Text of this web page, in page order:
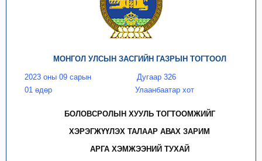
МОНГОЛ УЛСЫН ЗАСГИЙН ГАЗРЫН ТОГТООЛ
2023 оны 09 сарын
01 өдөр
Дугаар 326
Улаанбаатар хот
БОЛОВСРОЛЫН ХУУЛЬ ТОГТООМЖИЙГ
ХЭРЭГЖҮҮЛЭХ ТАЛААР АВАХ ЗАРИМ
АРГА ХЭМЖЭЭНИЙ ТУХАЙ